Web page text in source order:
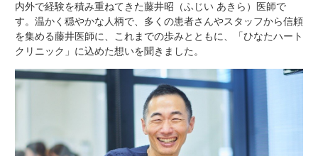
内外で経験を積み重ねてきた藤井昭（ふじい あきら）医師で
す。温かく穏やかな人柄で、多くの患者さんやスタッフから信頼
を集める藤井医師に、これまでの歩みとともに、「ひなたハート
クリニック」に込めた想いを聞きました。